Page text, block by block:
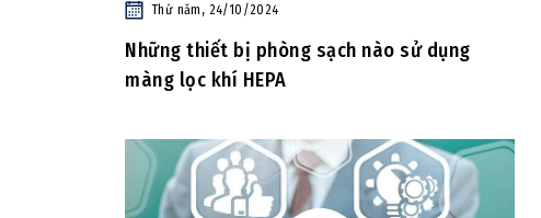
Thứ năm, 24/10/2024
Những thiết bị phòng sạch nào sử dụng
màng lọc khí HEPA